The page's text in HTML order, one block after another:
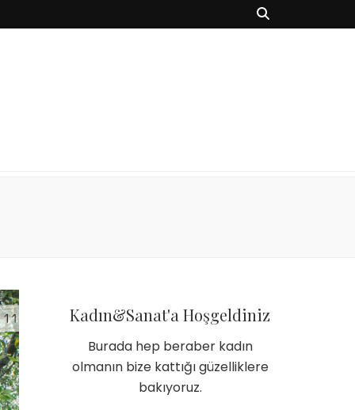
Kadın&Sanat'a Hoşgeldiniz
Burada hep beraber kadın
olmanın bize kattığı güzelliklere
bakıyoruz.